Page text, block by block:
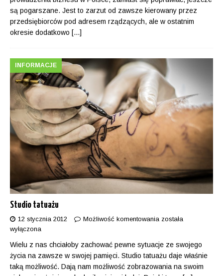
są pogarszane. Jest to zarzut od zawsze kierowany przez
przedsiębiorców pod adresem rządzących, ale w ostatnim
okresie dodatkowo [...]
Studio tatuażu
INFORMACJE
12 stycznia 2012 Możliwość komentowania została
wyłączona
Wielu z nas chciałoby zachować pewne sytuacje ze swojego
życia na zawsze w swojej pamięci. Studio tatuażu daje właśnie
taką możliwość. Dają nam możliwość zobrazowania na swoim